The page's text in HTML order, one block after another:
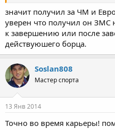
значит получил за ЧМ и
уверен что получил он ЗМС
к завершению или после
действуюшего борца.
Soslan808
Мастер спорта
13 Янв 2014
Точно во время карьеры!